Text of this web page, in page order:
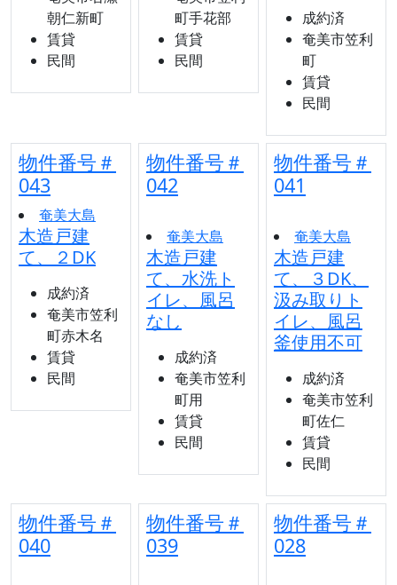
朝仁新町
賃貸
民間
町手花部
賃貸
民間
成約済
奄美市笠利
町
賃貸
民間
物件番号＃
043
奄美大島
木造戸建
て、２DK
成約済
奄美市笠利
町赤木名
賃貸
民間
物件番号＃
042
奄美大島
木造戸建
て、水洗ト
イレ、風呂
なし
成約済
奄美市笠利
町用
賃貸
民間
物件番号＃
041
奄美大島
木造戸建
て、３DK、
汲み取りト
イレ、風呂
釜使用不可
成約済
奄美市笠利
町佐仁
賃貸
民間
物件番号＃
040
物件番号＃
039
物件番号＃
028